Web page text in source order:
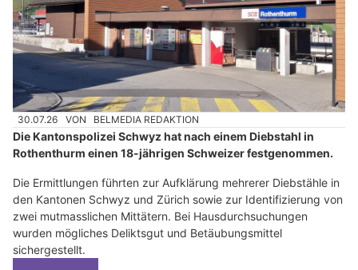
30.07.26 VON BELMEDIA REDAKTION
Die Kantonspolizei Schwyz hat nach einem Diebstahl in
Rothenthurm einen 18-jährigen Schweizer festgenommen.
Die Ermittlungen führten zur Aufklärung mehrerer Diebstähle in
den Kantonen Schwyz und Zürich sowie zur Identifizierung von
zwei mutmasslichen Mittätern. Bei Hausdurchsuchungen
wurden mögliches Deliktsgut und Betäubungsmittel
sichergestellt.